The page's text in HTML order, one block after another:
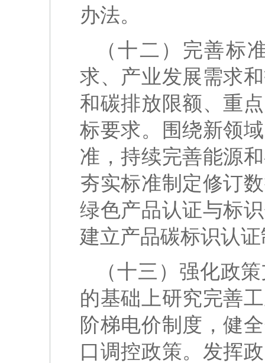
办法。
（十二）完善标
求、产业发展需求
和碳排放限额、重
标要求。围绕新领
准，持续完善能源
夯实标准制定修订
绿色产品认证与标
建立产品碳标识认
（十三）强化政
的基础上研究完善
阶梯电价制度，健
口调控政策。发挥